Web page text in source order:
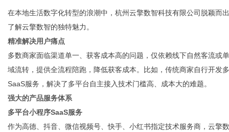
在本地生活数字化转型的浪潮中，杭州云擎数智科技有限公司脱颖而
了解云擎数智的独特魅力。
精准解决用户痛点
多数商家面临渠道单一、获客成本高的问题，仅依赖线下自然客流或
域流转，提供全流程陪跑，降低获客成本。比如，传统商家自行开发
SaaS服务，解决了多平台自主接入技术门槛高、成本大的难题。
强大的产品服务体系
多平台小程序SaaS服务
作为高德、抖音、微信视频号、快手、小红书指定技术服务商，云擎